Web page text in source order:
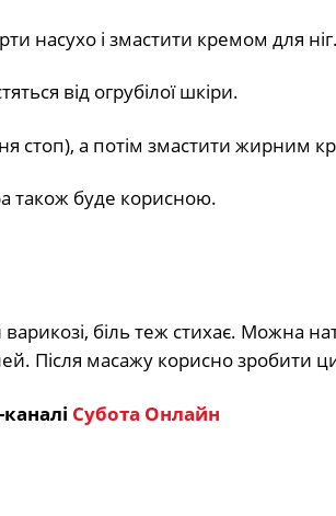
насухо і змастити кремом для
від огрубілої шкіри.
стоп), а потім змастити жирним
також буде корисною.
біль теж стихає. Можна
Після масажу корисно
Субота Онлайн